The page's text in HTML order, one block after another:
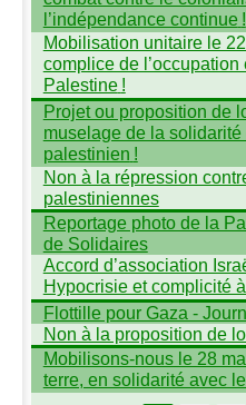
l’indépendance continue !
Mobilisation unitaire le
complice de
Palestine !
Projet ou proposition de
muselage de la
palestinien !
Non à la répression
palestiniennes
Reportage photo de la
de Solidaires
Accord d’association
Hypocrisie et complicité
Flottille pour Gaza -
Non à la proposition de
Mobilisons-nous le 28
terre, en solidarité avec